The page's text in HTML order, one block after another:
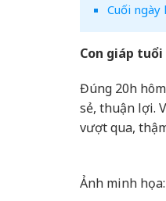
Cuối
Con giáp tuổi
Đúng 20h
sẻ, thuận lợi.
vượt qua,
Ảnh minh